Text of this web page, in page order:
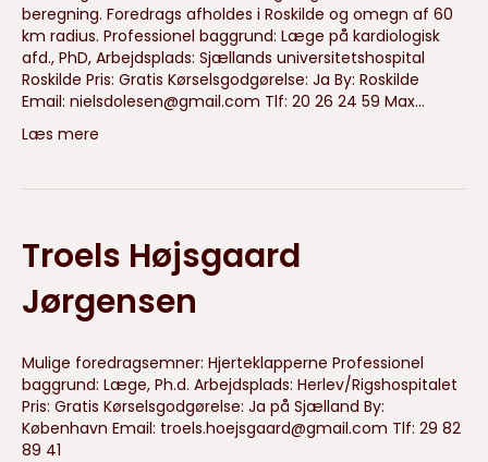
beregning. Foredrags afholdes i Roskilde og omegn af 60
km radius. Professionel baggrund: Læge på kardiologisk
afd., PhD, Arbejdsplads: Sjællands universitetshospital
Roskilde Pris: Gratis Kørselsgodgørelse: Ja By: Roskilde
Email: nielsdolesen@gmail.com Tlf: 20 26 24 59 Max…
Læs mere
Troels Højsgaard
Jørgensen
Mulige foredragsemner: Hjerteklapperne Professionel
baggrund: Læge, Ph.d. Arbejdsplads: Herlev/Rigshospitalet
Pris: Gratis Kørselsgodgørelse: Ja på Sjælland By:
København Email: troels.hoejsgaard@gmail.com Tlf: 29 82
89 41